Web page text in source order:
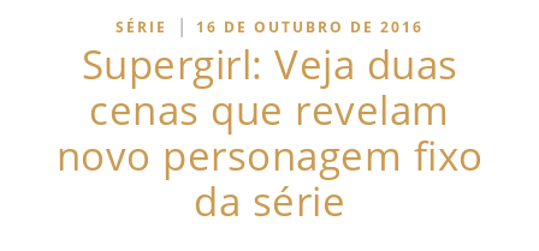
SÉRIE | 16 DE OUTUBRO DE 2016
Supergirl: Veja duas
cenas que revelam
novo personagem fixo
da série